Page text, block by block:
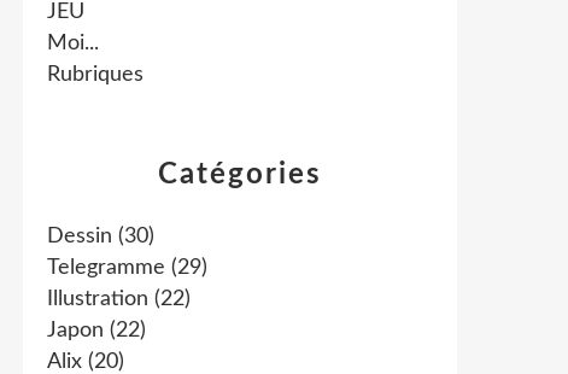
Catégories
Dessin (30)
Telegramme (29)
Illustration (22)
Japon (22)
Alix (20)
JEU
Moi...
Rubriques